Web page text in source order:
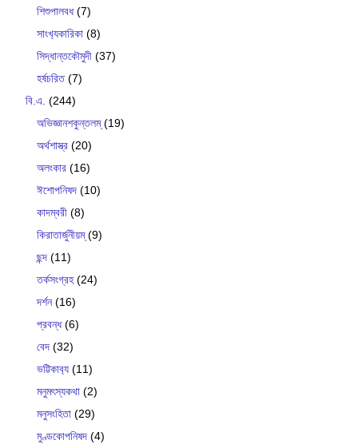
শিশুপালবধ(7)
সাংখ‍্যকারিকা (8)
সিদ্ধান্তকৌমুদী (37)
হর্ষচরিত(7)
বি.এ. (244)
অভিজ্ঞানশকুন্তলম্(19)
অর্থশাস্ত্র (20)
অলংকার (16)
ঈশোপনিষদ (10)
কাদম্বরী (8)
কিরাতার্জুনীয়ম্(9)
ছন্দ (11)
তর্কসংগ্রহ(24)
দর্শন(16)
প্রবন্ধ(6)
বেদ (32)
ভট্টিকাব‍্য (11)
মনুমৎস্যকথা (2)
মনুসংহিতা (29)
মুণ্ডকোপনিষদ (4)